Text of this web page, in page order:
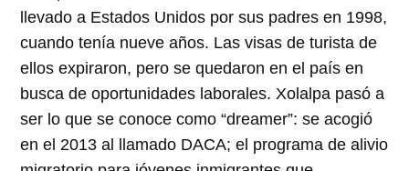
llevado a Estados Unidos por sus padres en 1998,
cuando tenía nueve años. Las visas de turista de
ellos expiraron, pero se quedaron en el país en
busca de oportunidades laborales. Xolalpa pasó a
ser lo que se conoce como “dreamer”: se acogió
en el 2013 al llamado DACA; el programa de alivio